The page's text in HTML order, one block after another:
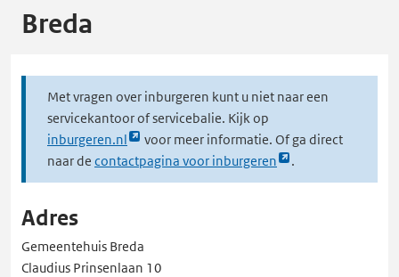
Breda
Met vragen over inburgeren kunt u niet naar een
servicekantoor of servicebalie. Kijk op
inburgeren.nl
Link
opent
externe
in
een
nieuw
voor meer informatie. Of ga direct
naar de contactpagina voor inburgeren
Link
opent
in
een
.
Adres
Gemeentehuis Breda
Claudius Prinsenlaan 10